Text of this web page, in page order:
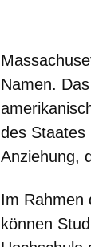
Namen.
des Staates
Anziehung,
Im Rahmen
können